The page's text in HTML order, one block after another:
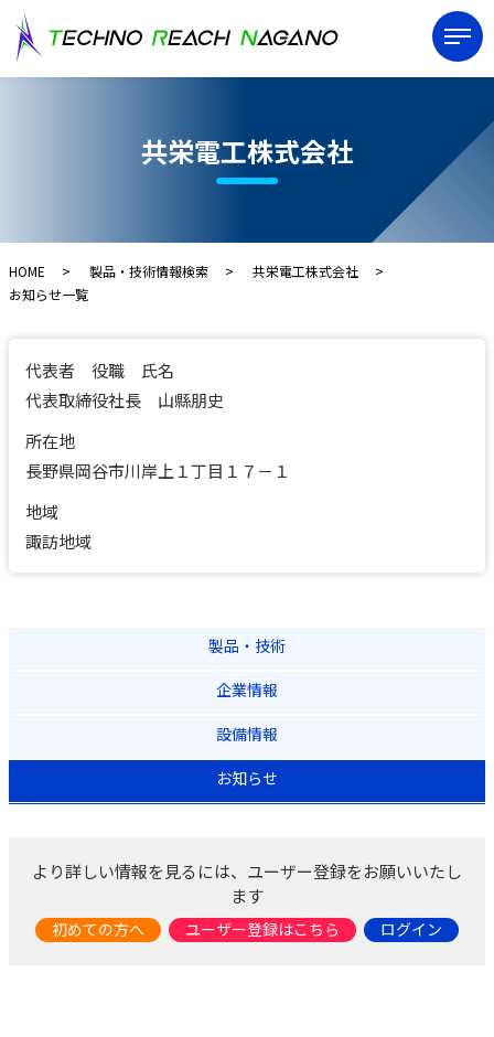
共栄電工株式会社
HOME 製品・技術情報検索
共栄電工株式会社
お知らせ一覧
代表者 役職 氏名
代表取締役社長 山縣朋史
所在地
長野県岡谷市川岸上１丁目１７－１
地域
諏訪地域
製品・技術
企業情報
設備情報
お知らせ
より詳しい情報を見るには、ユーザー登録をお願いいたし
ます
初めての方へ ユーザー登録はこちら ログイン